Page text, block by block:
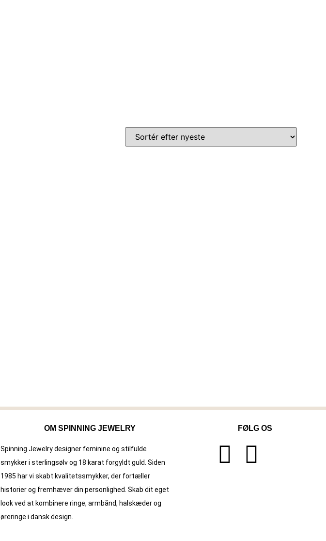
OM SPINNING JEWELRY
Spinning Jewelry designer feminine og stilfulde
smykker i sterlingsølv og 18 karat forgyldt guld. Siden
1985 har vi skabt kvalitets­smykker, der fortæller
historier og fremhæver din personlighed. Skab dit eget
look ved at kombinere ringe, armbånd, halskæder og
øreringe i dansk design.
FØLG OS